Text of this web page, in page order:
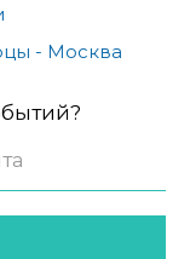
- Москва